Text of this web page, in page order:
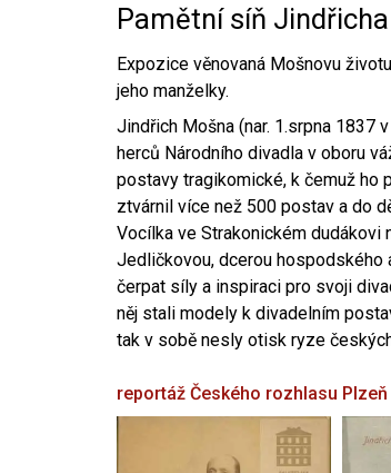
Pamětní síň
Expozice věnovaná Mošnovu
jeho manželky.
Jindřich Mošna (nar. 1.srpna 1837
herců Národního divadla v oboru
postavy tragikomické, k čemuž ho
ztvárnil více než 500 postav a do
Vocílka ve Strakonickém
Jedličkovou, dcerou hospodského
čerpat síly a inspiraci pro svoji
něj stali modely k divadelním
tak v sobě nesly otisk ryze
reportáž Českého rozhlasu Plzeň